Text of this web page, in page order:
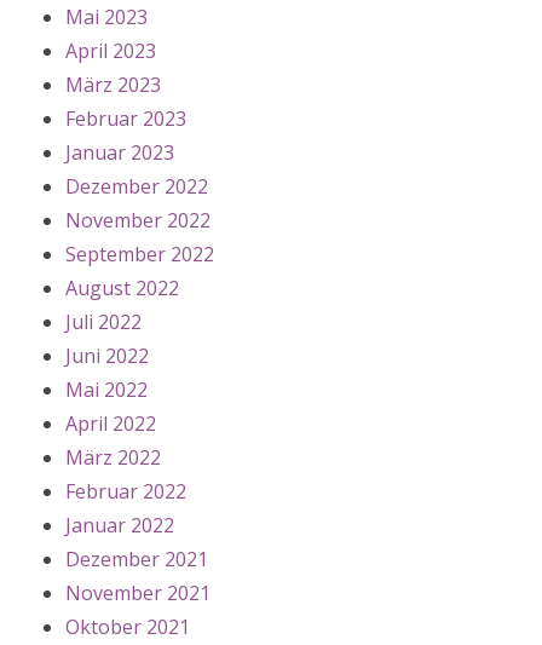
Mai 2023
April 2023
März 2023
Februar 2023
Januar 2023
Dezember 2022
November 2022
September 2022
August 2022
Juli 2022
Juni 2022
Mai 2022
April 2022
März 2022
Februar 2022
Januar 2022
Dezember 2021
November 2021
Oktober 2021